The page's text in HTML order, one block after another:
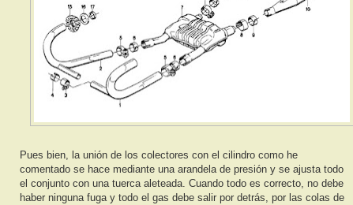
Pues bien, la unión de los colectores con el cilindro como he
comentado se hace mediante una arandela de presión y se ajusta todo
el conjunto con una tuerca aleteada. Cuando todo es correcto, no debe
haber ninguna fuga y todo el gas debe salir por detrás, por las colas de